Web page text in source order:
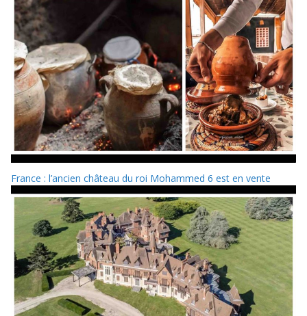
France : l’ancien château du roi Mohammed 6 est en vente